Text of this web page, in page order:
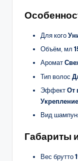
Для кого
Объём, мл
Аромат
Тип волос
ЭффектОт
Укрепление
Вид
Габариты
Вес брутто